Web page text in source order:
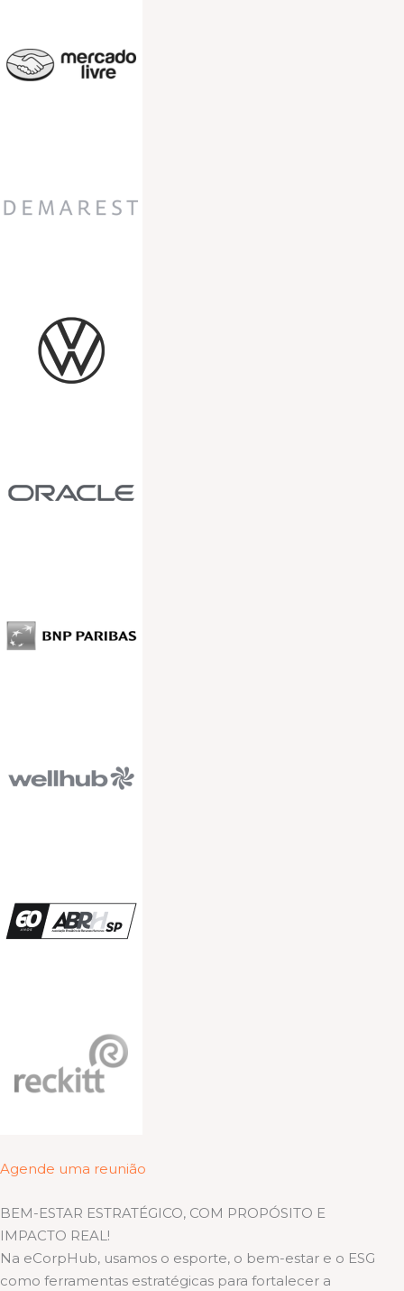
Agende uma reunião
BEM-ESTAR ESTRATÉGICO, COM PROPÓSITO E
IMPACTO REAL!
Na eCorpHub, usamos o esporte, o bem-estar e o ESG
como ferramentas estratégicas para fortalecer a